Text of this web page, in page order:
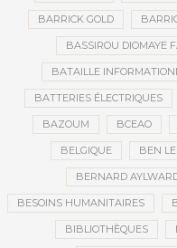
BARRICK GOLD
BASSIROU DIOMAYE
BATAILLE
BATTERIES ÉLECTRIQUES
BAZOUM BCEAO
BELGIQUE BEN
BERNARD
BESOINS HUMANITAIRES
BIBLIOTHÈQUES